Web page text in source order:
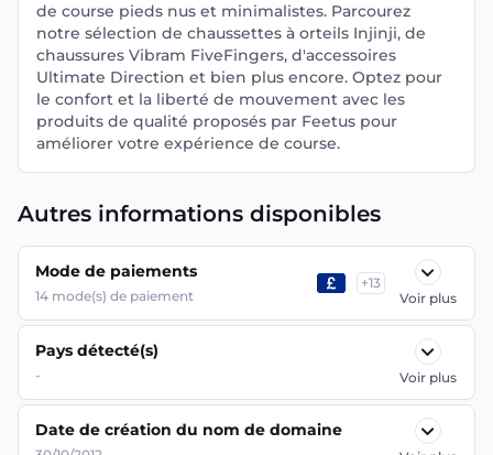
de course pieds nus et minimalistes. Parcourez
notre sélection de chaussettes à orteils Injinji, de
chaussures Vibram FiveFingers, d'accessoires
Ultimate Direction et bien plus encore. Optez pour
le confort et la liberté de mouvement avec les
produits de qualité proposés par Feetus pour
améliorer votre expérience de course.
Autres informations disponibles
Mode de paiements
14 mode(s) de paiement
+13
Voir plus
Pays détecté(s)
- Voir plus
Date de création du nom de domaine